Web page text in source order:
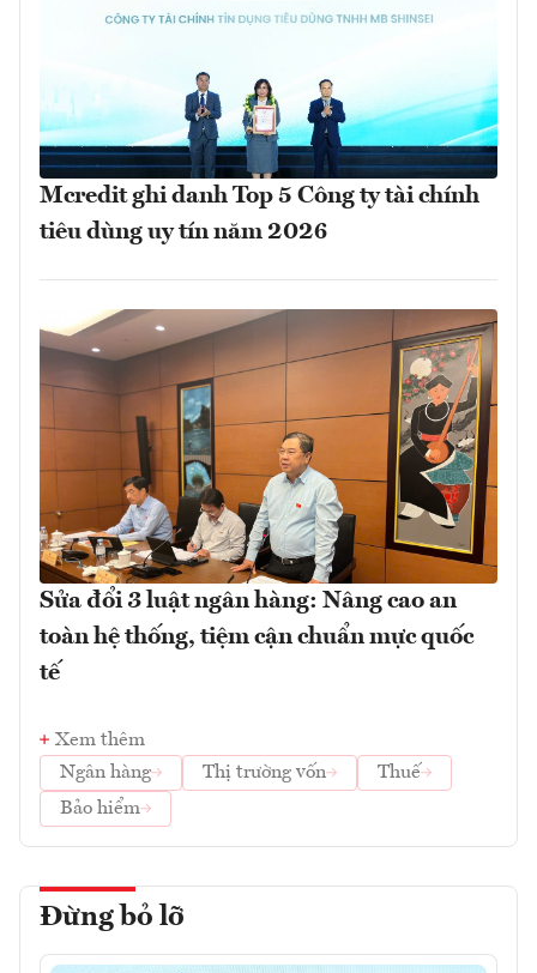
Mcredit ghi danh Top 5 Công ty tài chính
tiêu dùng uy tín năm 2026
Sửa đổi 3 luật ngân hàng: Nâng cao an
toàn hệ thống, tiệm cận chuẩn mực quốc
tế
Xem thêm
Ngân hàng
Thị trường vốn
Thuế
Bảo hiểm
Đừng bỏ lỡ